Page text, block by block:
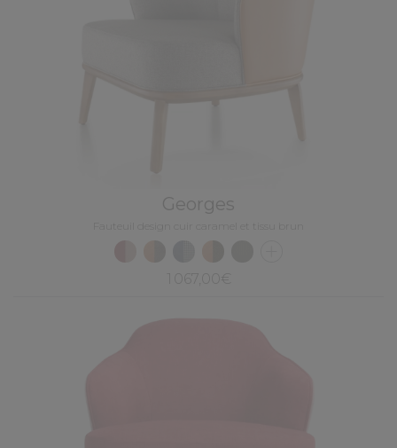
Georges
Fauteuil design cuir caramel et tissu brun
1 067,00€